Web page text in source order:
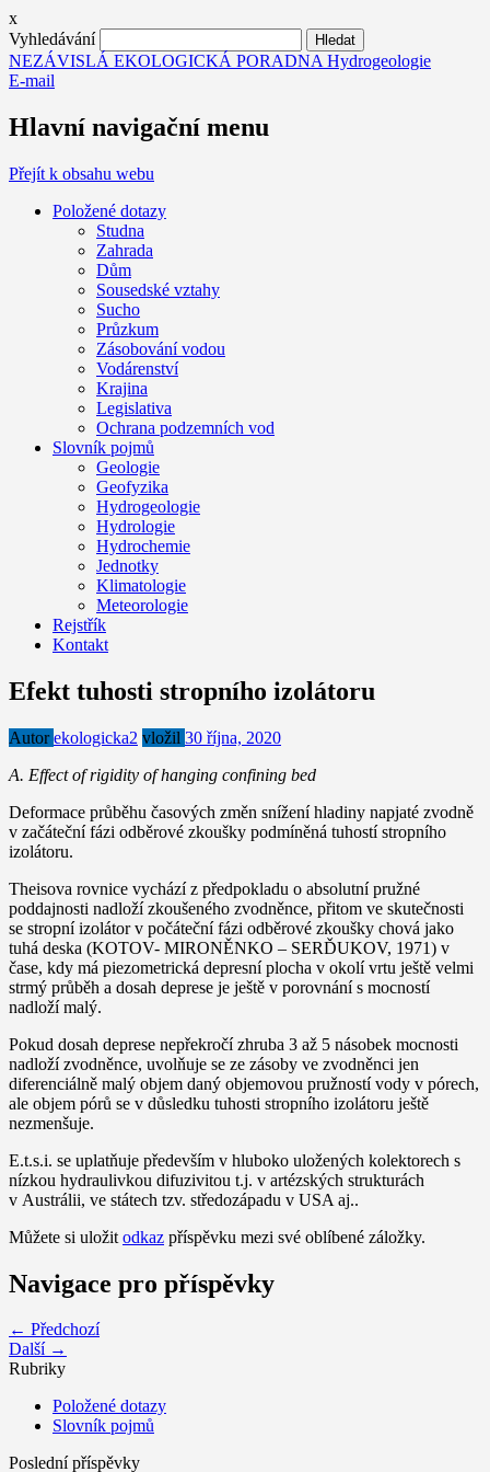
x
Vyhledávání
NEZÁVISLÁ EKOLOGICKÁ PORADNA Hydrogeologie
E-mail
Hlavní navigační menu
Přejít k obsahu webu
Položené dotazy
Studna
Zahrada
Dům
Sousedské vztahy
Sucho
Průzkum
Zásobování vodou
Vodárenství
Krajina
Legislativa
Ochrana podzemních vod
Slovník pojmů
Geologie
Geofyzika
Hydrogeologie
Hydrologie
Hydrochemie
Jednotky
Klimatologie
Meteorologie
Rejstřík
Kontakt
Efekt tuhosti stropního izolátoru
Autorekologicka2 vložil 30 října, 2020
A. Effect of rigidity of hanging confining bed
Deformace průběhu časových změn snížení hladiny napjaté zvodně
v začáteční fázi odběrové zkoušky podmíněná tuhostí stropního
izolátoru.
Theisova rovnice vychází z předpokladu o absolutní pružné
poddajnosti nadloží zkoušeného zvodněnce, přitom ve skutečnosti
se stropní izolátor v počáteční fázi odběrové zkoušky chová jako
tuhá deska (KOTOV- MIRONĚNKO – SERĎUKOV, 1971) v
čase, kdy má piezometrická depresní plocha v okolí vrtu ještě velmi
strmý průběh a dosah deprese je ještě v porovnání s mocností
nadloží malý.
Pokud dosah deprese nepřekročí zhruba 3 až 5 násobek mocnosti
nadloží zvodněnce, uvolňuje se ze zásoby ve zvodněnci jen
diferenciálně malý objem daný objemovou pružností vody v pórech,
ale objem pórů se v důsledku tuhosti stropního izolátoru ještě
nezmenšuje.
E.t.s.i. se uplatňuje především v hluboko uložených kolektorech s
nízkou hydraulivkou difuzivitou t.j. v artézských strukturách
v Austrálii, ve státech tzv. středozápadu v USA aj..
Můžete si uložit odkaz příspěvku mezi své oblíbené záložky.
Navigace pro příspěvky
← Předchozí
Další →
Rubriky
Položené dotazy
Slovník pojmů
Poslední příspěvky